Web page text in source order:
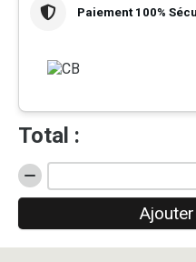
Paiement 100%
Total :
quantité
de
déco
Quad